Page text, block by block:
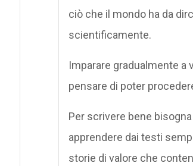
ciò che il mondo ha da
scientificamente.
Imparare gradualmente a
pensare di poter
Per scrivere bene
apprendere dai testi
storie di valore che